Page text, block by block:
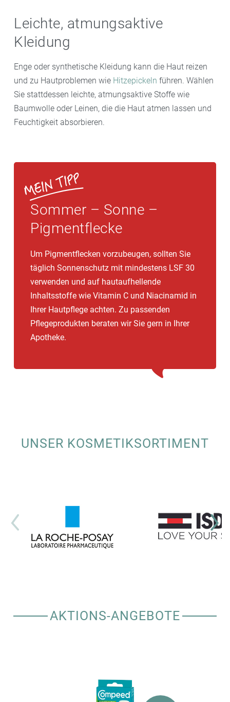
Leichte, atmungsaktive
Kleidung
Enge oder synthetische Kleidung kann die Haut reizen
und zu Hautproblemen wie Hitzepickeln führen. Wählen
Sie stattdessen leichte, atmungsaktive Stoffe wie
Baumwolle oder Leinen, die die Haut atmen lassen und
Feuchtigkeit absorbieren.
Sommer – Sonne –
Pigmentflecke
Um Pigmentflecken vorzubeugen, sollten Sie
täglich Sonnenschutz mit mindestens LSF 30
verwenden und auf hautaufhellende
Inhaltsstoffe wie Vitamin C und Niacinamid in
Ihrer Hautpflege achten. Zu passenden
Pflegeprodukten beraten wir Sie gern in Ihrer
Apotheke.
UNSER KOSMETIKSORTIMENT
AKTIONS-ANGEBOTE